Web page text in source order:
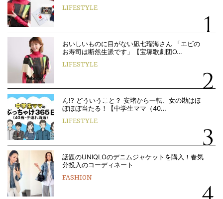
LIFESTYLE
おいしいものに目がない凪七瑠海さん 「エビの
お寿司は断然生派です」【宝塚歌劇団O…
LIFESTYLE
ん!? どういうこと？ 安堵から一転、女の勘はほ
ぼほぼ当たる！【中学生ママ（40…
LIFESTYLE
話題のUNIQLOのデニムジャケットを購入！春気
分投入のコーディネート
FASHION